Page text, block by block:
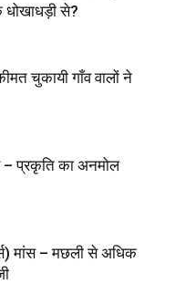
से?
चुकायी गाँव वालों ने
– प्रकृति का अनमोल
मांस – मछली से अधिक